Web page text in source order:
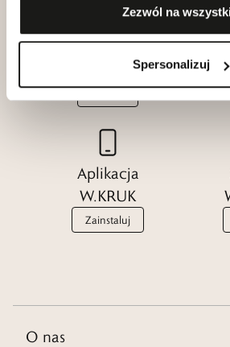
Zezwól na
Spersonalizuj
Przyjaciół
W.KRUK
Aplikacja
W.KRUK
Zainstaluj
O nas